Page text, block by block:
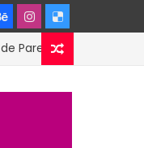
RN, confira os